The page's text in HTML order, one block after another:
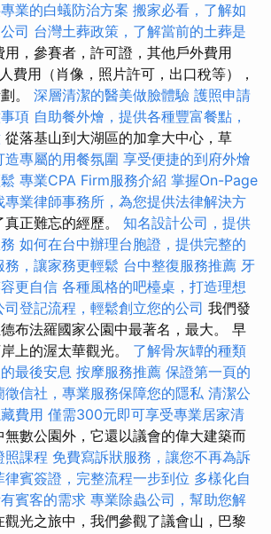
業的白蟻防治方案 搬家必看，了解如
司 台灣土葬政策，了解當前的土葬是
用，參賽者，許可證，其他戶外費用
費用（肖像，照片許可，出口稅等），
。 深層清潔的醫美做臉體驗 護照申請
項 自助餐外燴，提供各種豐富餐點，
從落基山到大湖區的加拿大中心，草
造專屬的用餐氛圍 享受便捷的到府外燴
專業CPA Firm服務介紹 掌握On-Page
專業律師事務所，為您提供法律解決方
正難忘的經歷。 知名設計公司，提供
如何在台中辦理台胞證，提供完整的
務，讓家務更輕鬆 台中整復服務推薦 牙
更自信 各種風格的吧檯桌，打造理想
司登記流程，輕鬆創立您的公司 我們發
布法羅國家公園中最著名，最大。 早
上的渥太華觀光。 了解骨灰罈的種類
最後安息 按摩服務推薦 保證第一頁的
徵信社，專業服務保障您的隱私 清潔公
費用 僅需300元即可享受專業居家清
無數公園外，它還以議會的偉大建築而
照課程 免費寫訴狀服務，讓您不再為訴
律賓簽證，完整流程一步到位 多樣化自
賓客的需求 專業除蟲公司，幫助您解
觀光之旅中，我們參觀了議會山，巴黎